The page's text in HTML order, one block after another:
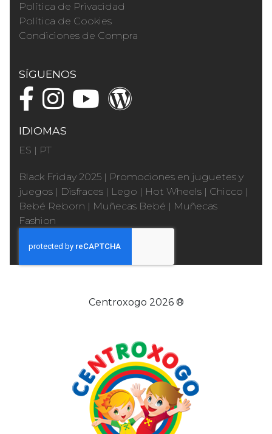
Política de Privacidad
Política de Cookies
Condiciones de Compra
SÍGUENOS
IDIOMAS
ES | PT
Black Friday 2025 | Promociones en juguetes y
juegos | Disfraces | Lego | Hot Wheels | Chicco |
Bebé Reborn | Muñecas Bebé | Muñecas
Fashion
Centroxogo 2026 ®